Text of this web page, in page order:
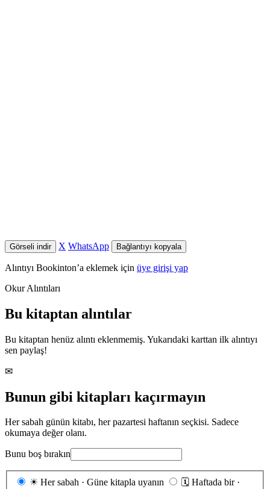
Görseli indir X WhatsApp Bağlantıyı kopyala
Alıntıyı Bookinton’a eklemek için üye girişi yap
Okur Alıntıları
Bu kitaptan alıntılar
Bu kitaptan henüz alıntı eklenmemiş. Yukarıdaki karttan ilk alıntıyı
sen paylaş!
✉
Bunun gibi kitapları kaçırmayın
Her sabah günün kitabı, her pazartesi haftanın seçkisi. Sadece
okumaya değer olanı.
Bunu boş bırakın
Gönderim
☀ Her sabah · Güne kitapla uyanın 🗓 Haftada bir ·